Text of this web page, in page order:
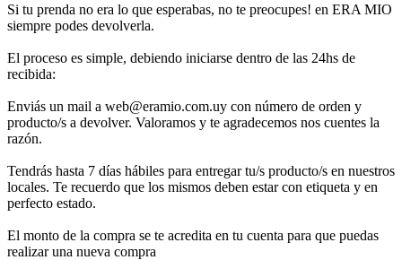
Si tu prenda no era lo que esperabas, no te preocupes! en ERA MIO
siempre podes devolverla.
El proceso es simple, debiendo iniciarse dentro de las 24hs de
recibida:
Enviás un mail a web@eramio.com.uy con número de orden y
producto/s a devolver. Valoramos y te agradecemos nos cuentes la
razón.
Tendrás hasta 7 días hábiles para entregar tu/s producto/s en nuestros
locales. Te recuerdo que los mismos deben estar con etiqueta y en
perfecto estado.
El monto de la compra se te acredita en tu cuenta para que puedas
realizar una nueva compra